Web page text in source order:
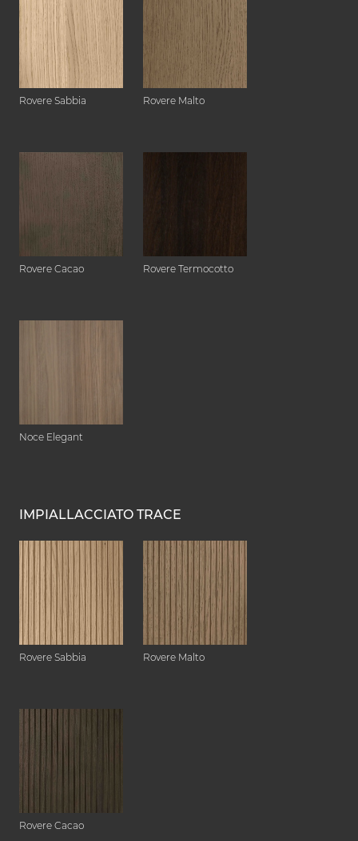
Rovere Sabbia Rovere Malto
Rovere Cacao Rovere Termocotto
Noce Elegant
IMPIALLACCIATO TRACE
Rovere Sabbia Rovere Malto
Rovere Cacao